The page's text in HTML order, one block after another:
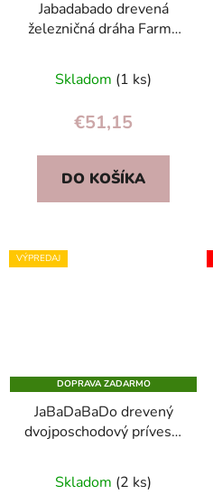
Jabadabado drevená
železničná dráha Farma
traktormi – 15 dielov
pre deti
Skladom (1 ks)
€51,15
DO KOŠÍKA
VÝPREDAJ
DOPRAVA ZADARMO
JaBaDaBaDo drevený
dvojposchodový príves s
hračka 18m+
hodnotenie
Skladom (2 ks)